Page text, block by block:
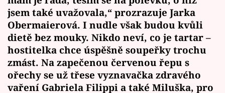
jsem také uvažovala,“ prozrazuje Jarka
Obermaierová. I nudle však budou kvůli
dietě bez mouky. Nikdo neví, co je tartar –
hostitelka chce úspěšně soupeřky trochu
zmást. Na zapečenou červenou řepu s
ořechy se už třese vyznavačka zdravého
vaření Gabriela Filippi a také Miluška, pro